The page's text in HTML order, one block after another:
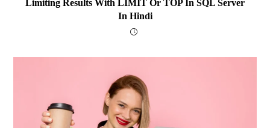
Limiting Results With LIMIT Or TOP In SQL Server
In Hindi